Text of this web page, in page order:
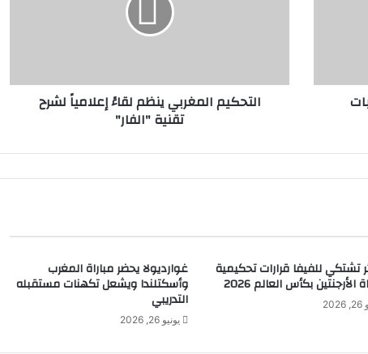
التحكيم المغربي ينظم لقاءً إعلامياً لشرح
تقنية "الفار"
تشتكي للفيفا قرارات تحكيمية
الأرجنتين بكأس العالم 2026
غوارديولا يحضر مباراة المغرب
وأسكتلندا ويشعل تكهنات مستقبله
التدريبي
يونيو 26, 2026